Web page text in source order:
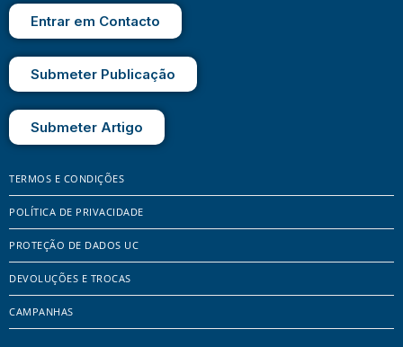
Entrar em Contacto
Submeter Publicação
Submeter Artigo
TERMOS E CONDIÇÕES
POLÍTICA DE PRIVACIDADE
PROTEÇÃO DE DADOS UC
DEVOLUÇÕES E TROCAS
CAMPANHAS